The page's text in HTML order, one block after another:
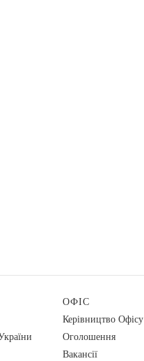
ОФІС
Керівництво Офісу
Оголошення
Вакансії